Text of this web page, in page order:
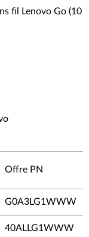
fil Lenovo Go (10
Offre PN
G0A3LG1WWW
40ALLG1WWW